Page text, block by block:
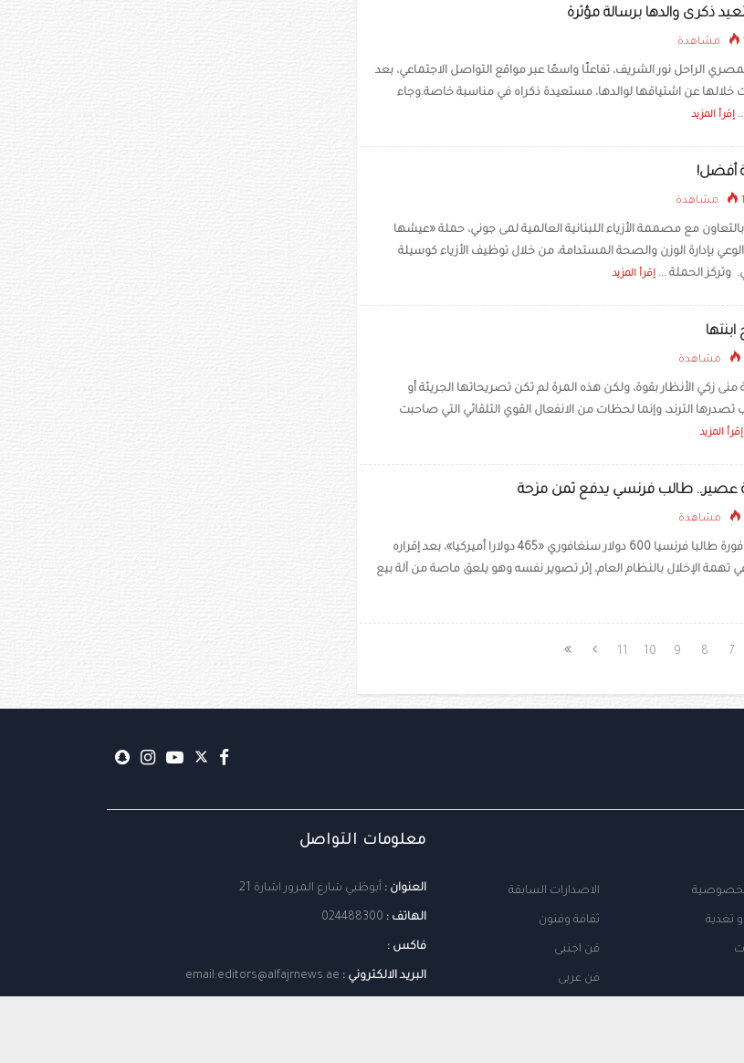
ذكرى والدها برسالة مؤثرة
المصري الراحل نور الشريف، تفاعلًا واسعًا عبر مواقع التواصل الاجتماعي، بعد
خلالها عن اشتياقها لوالدها، مستعيدة ذكراه في مناسبة خاصة.وجاء
إقرأ المزيد
أفضل!
مع مصممة الأزياء اللبنانية العالمية لمى جوني، حملة «عيشها
بإدارة الوزن والصحة المستدامة، من خلال توظيف الأزياء كوسيلة
وتركز الحملة ... إقرأ المزيد
زكي الأنظار بقوة، ولكن هذه المرة لم تكن تصريحاتها الجريئة أو
الترند، وإنما لحظات من الانفعال القوي التلقائي التي صاحبت
إقرأ المزيد
عصير.. طالب فرنسي يدفع ثمن مزحة
غرمت محكمة في سنغافورة طالبا فرنسيا 600 دولار سنغافوري «465 دولارا أميركيا»، بعد إقراره
الإخلال بالنظام العام، إثر تصوير نفسه وهو يلعق ماصة من آلة بيع
7
8
9
10
11
تغذية
الاصدارات السابقة
ثقافة وفنون
فن اجنبى
فن عربى
معلومات التواصل
العنوان : أبوظبي شارع المرور اشارة 21
الهاتف : 024488300
فاكس :
البريد الالكتروني : email:editors@alfajrnews.ae